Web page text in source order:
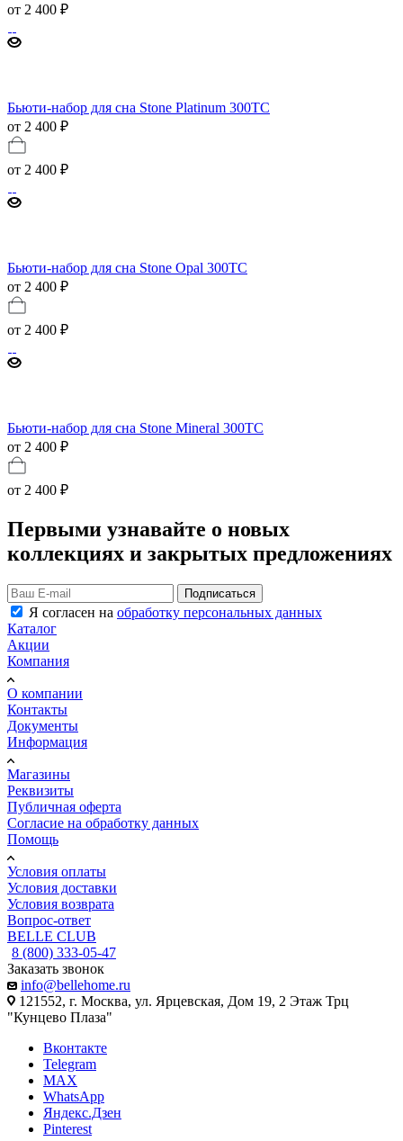
от 2 400 ₽
Бьюти-набор для сна Stone Platinum 300ТС
от 2 400 ₽
от 2 400 ₽
Бьюти-набор для сна Stone Opal 300ТС
от 2 400 ₽
от 2 400 ₽
Бьюти-набор для сна Stone Mineral 300ТС
от 2 400 ₽
от 2 400 ₽
Первыми узнавайте о новых
коллекциях и закрытых предложениях
Подписаться
Я согласен на обработку персональных данных
Каталог
Акции
Компания
О компании
Контакты
Документы
Информация
Магазины
Реквизиты
Публичная оферта
Согласие на обработку данных
Помощь
Условия оплаты
Условия доставки
Условия возврата
Вопрос-ответ
BELLE CLUB
8 (800) 333-05-47
Заказать звонок
info@bellehome.ru
121552, г. Москва, ул. Ярцевская, Дом 19, 2 Этаж Трц
"Кунцево Плаза"
Вконтакте
Telegram
MAX
WhatsApp
Яндекс.Дзен
Pinterest